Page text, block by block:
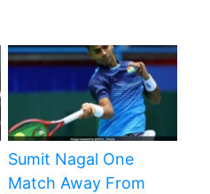
Sumit Nagal One
Match Away From